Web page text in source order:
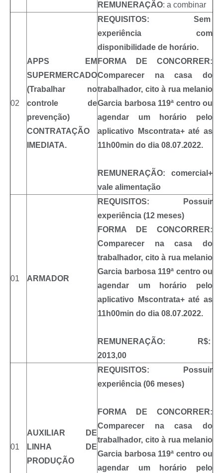
REMUNERAÇÃO: a combinar
02
APPS EM
SUPERMERCADO
(Trabalhar no
controle de
prevenção)
CONTRATAÇÃO
IMEDIATA.
REQUISITOS: Sem
experiência com
disponibilidade de horário.
FORMA DE CONCORRER:
Comparecer na casa do
trabalhador, cito à rua melanio
Garcia barbosa 119ª centro ou
agendar um horário pelo
aplicativo Mscontrata+ até as
11h00min do dia 08.07.2022.
REMUNERAÇÃO: comercial+
vale alimentação
01 ARMADOR
REQUISITOS: Possuir
experiência (12 meses)
FORMA DE CONCORRER:
Comparecer na casa do
trabalhador, cito à rua melanio
Garcia barbosa 119ª centro ou
agendar um horário pelo
aplicativo Mscontrata+ até as
11h00min do dia 08.07.2022.
REMUNERAÇÃO: R$:
2013,00
01
AUXILIAR DE
LINHA DE
PRODUÇÃO
REQUISITOS: Possuir
experiência (06 meses)
FORMA DE CONCORRER:
Comparecer na casa do
trabalhador, cito à rua melanio
Garcia barbosa 119ª centro ou
agendar um horário pelo